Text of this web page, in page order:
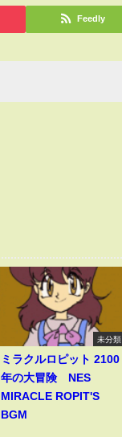
Feedly
未分類
ミラクルロピット 2100
年の大冒険 NES
MIRACLE ROPIT'S
BGM